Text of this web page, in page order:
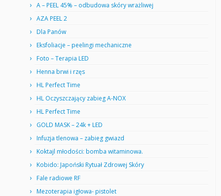
A – PEEL 45% – odbudowa skóry wrażliwej
AZA PEEL 2
Dla Panów
Eksfoliacje – peelingi mechaniczne
Foto – Terapia LED
Henna brwi i rzęs
HL Perfect Time
HL Oczyszczający zabieg A-NOX
HL Perfect Time
GOLD MASK – 24k + LED
Infuzja tlenowa – zabieg gwiazd
Koktajl młodości: bomba witaminowa.
Kobido: Japoński Rytuał Zdrowej Skóry
Fale radiowe RF
Mezoterapia igłowa- pistolet